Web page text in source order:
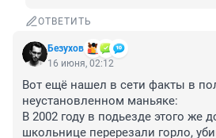
ОТВЕТИТЬ
Безухов
16 июня, 02:12
Вот ещё нашел в сети факты в
неустановленном маньяке:
В 2002 году в подьезде этого же
школьнице перерезали горло,